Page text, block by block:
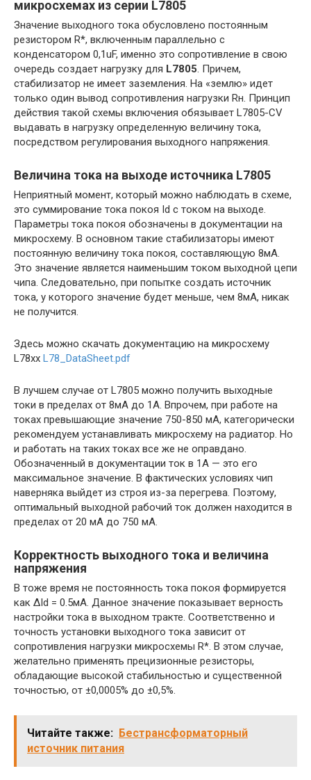
микросхемах из серии L7805
Значение выходного тока обусловлено постоянным
резистором R*, включенным параллельно с
конденсатором 0,1uF, именно это сопротивление в свою
очередь создает нагрузку для L7805. Причем,
стабилизатор не имеет заземления. На «землю» идет
только один вывод сопротивления нагрузки Rн. Принцип
действия такой схемы включения обязывает L7805-CV
выдавать в нагрузку определенную величину тока,
посредством регулирования выходного напряжения.
Величина тока на выходе источника L7805
Неприятный момент, который можно наблюдать в схеме,
это суммирование тока покоя Id с током на выходе.
Параметры тока покоя обозначены в документации на
микросхему. В основном такие стабилизаторы имеют
постоянную величину тока покоя, составляющую 8мА.
Это значение является наименьшим током выходной цепи
чипа. Следовательно, при попытке создать источник
тока, у которого значение будет меньше, чем 8мА, никак
не получится.
Здесь можно скачать документацию на микросхему
L78xx L78_DataSheet.pdf
В лучшем случае от L7805 можно получить выходные
токи в пределах от 8мА до 1А. Впрочем, при работе на
токах превышающие значение 750-850 мА, категорически
рекомендуем устанавливать микросхему на радиатор. Но
и работать на таких токах все же не оправдано.
Обозначенный в документации ток в 1А — это его
максимальное значение. В фактических условиях чип
наверняка выйдет из строя из-за перегрева. Поэтому,
оптимальный выходной рабочий ток должен находится в
пределах от 20 мА до 750 мА.
Корректность выходного тока и величина
напряжения
В тоже время не постоянность тока покоя формируется
как ΔId = 0.5мА. Данное значение показывает верность
настройки тока в выходном тракте. Соответственно и
точность установки выходного тока зависит от
сопротивления нагрузки микросхемы R*. В этом случае,
желательно применять прецизионные резисторы,
обладающие высокой стабильностью и существенной
точностью, от ±0,0005% до ±0,5%.
Читайте также: Бестрансформаторный
источник питания